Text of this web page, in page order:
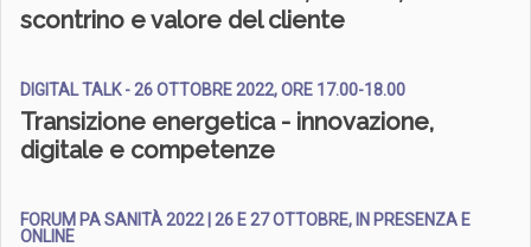
scontrino e valore del cliente
DIGITAL TALK - 26 OTTOBRE 2022, ORE 17.00-18.00
Transizione energetica - innovazione,
digitale e competenze
FORUM PA SANITÀ 2022 | 26 E 27 OTTOBRE, IN PRESENZA E
ONLINE